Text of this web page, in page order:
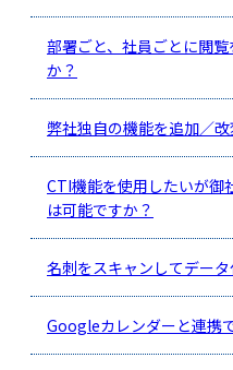
部署ごと、社員ごとに閲
か？
弊社独自の機能を追加／
CTI機能を使用したいが御
は可能ですか？
名刺をスキャンしてデー
Googleカレンダーと連携